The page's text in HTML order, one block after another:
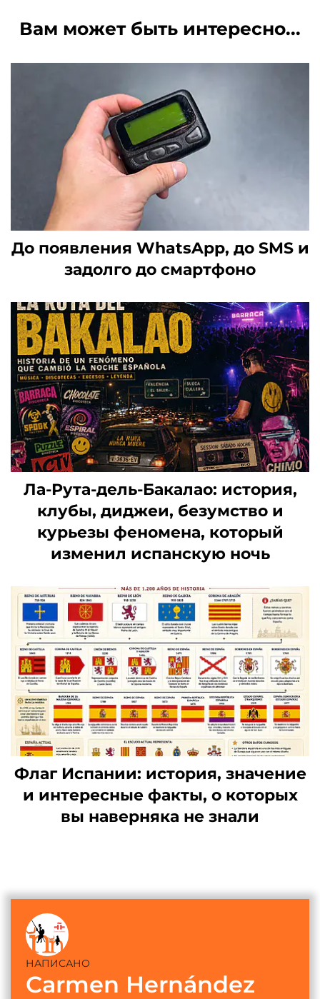
Вам может быть интересно...
До появления WhatsApp, до SMS и
задолго до смартфоно
Ла-Рута-дель-Бакалао: история,
клубы, диджеи, безумство и
курьезы феномена, который
изменил испанскую ночь
Флаг Испании: история, значение
и интересные факты, о которых
вы наверняка не знали
НАПИСАНО
Carmen Hernández